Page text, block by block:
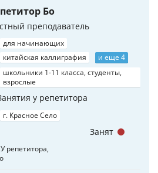
Бо
преподаватель
для начинающих
китайская каллиграфия
и еще 4
школьники 1-11 класса, студенты,
взрослые
у репетитора
г. Красное Село
У репетитора
Занят